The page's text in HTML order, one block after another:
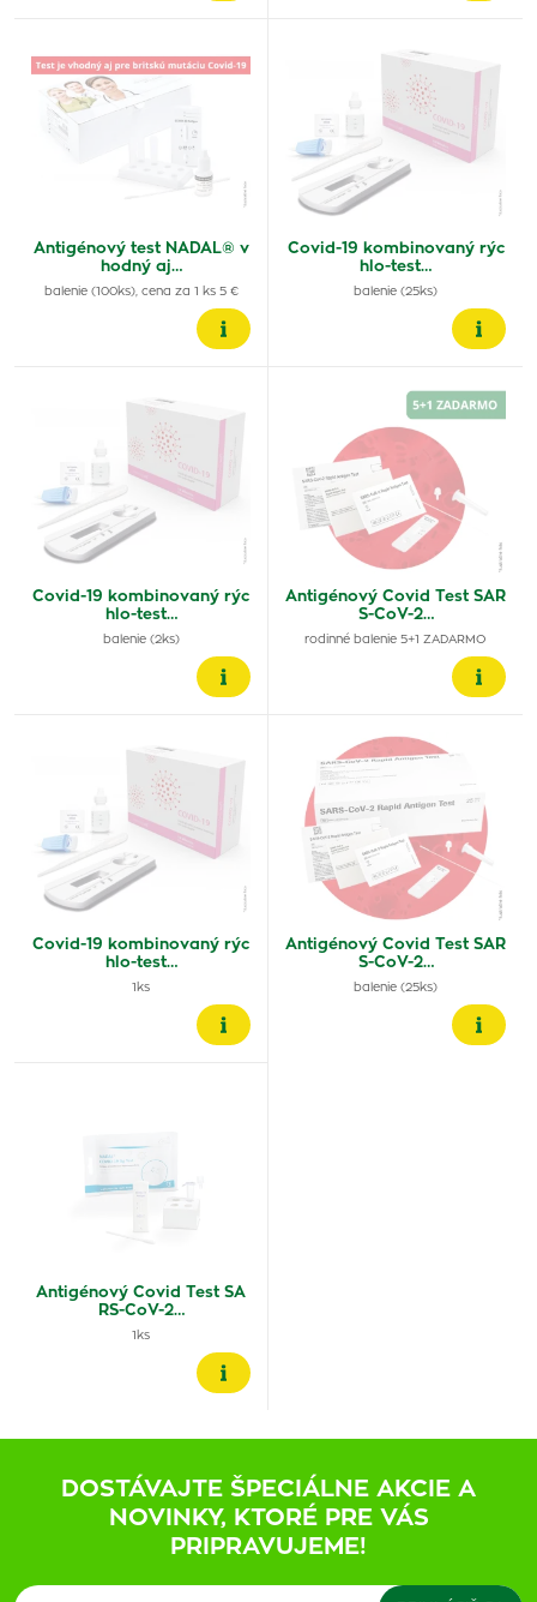
Antigénový test NADAL® v
hodný aj…
balenie (100ks), cena za 1 ks 5 €
Covid-19 kombinovaný rýc
hlo-test…
balenie (25ks)
Covid-19 kombinovaný rýc
hlo-test…
balenie (2ks)
Antigénový Covid Test SAR
S-CoV-2…
rodinné balenie 5+1 ZADARMO
Covid-19 kombinovaný rýc
hlo-test…
1ks
Antigénový Covid Test SAR
S-CoV-2…
balenie (25ks)
Antigénový Covid Test SA
RS-CoV-2…
1ks
DOSTÁVAJTE ŠPECIÁLNE AKCIE A
NOVINKY, KTORÉ PRE VÁS
PRIPRAVUJEME!